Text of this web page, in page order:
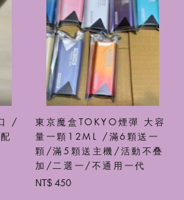
/
東京魔盒TOKYO煙彈 大容
量一顆12ML /滿6顆送一
顆/滿5顆送主機/活動不叠
加/二選一/不通用一代
NT$ 450